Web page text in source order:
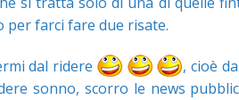
per farci fare due risate.
dal ridere
, cioè
sonno, scorro le news